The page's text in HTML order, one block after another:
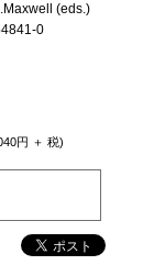
(eds.)
0
円 ＋ 税)